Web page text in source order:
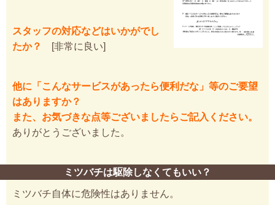
スタッフの対応などはいかがでし
たか？
[非常に良い]
他に「こんなサービスがあったら便利だな」等のご要望
はありますか？
また、お気づきな点等ございましたらご記入ください。
ありがとうございました。
ミツバチは駆除しなくてもいい？
ミツバチ自体に危険性はありません。